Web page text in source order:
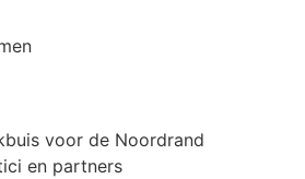
voor de Noordrand
en partners